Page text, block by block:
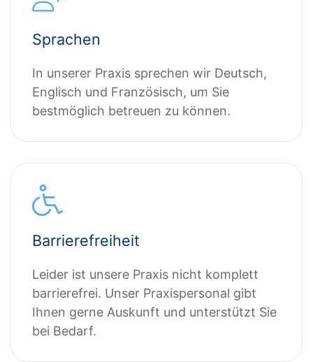
Sprachen
In unserer Praxis sprechen wir Deutsch,
Englisch und Französisch, um Sie
bestmöglich betreuen zu können.
Barrierefreiheit
Leider ist unsere Praxis nicht komplett
barrierefrei. Unser Praxispersonal gibt
Ihnen gerne Auskunft und unterstützt Sie
bei Bedarf.